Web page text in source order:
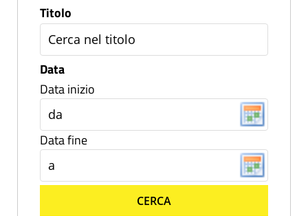
Titolo
Data
Data inizio
Data fine
CERCA